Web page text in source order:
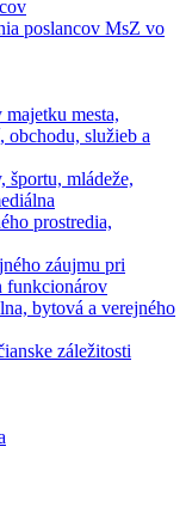
poslancov MsZ vo
mesta,
služieb a
športu, mládeže,
prostredia,
záujmu pri
funkcionárov
bytová a verejného
záležitosti